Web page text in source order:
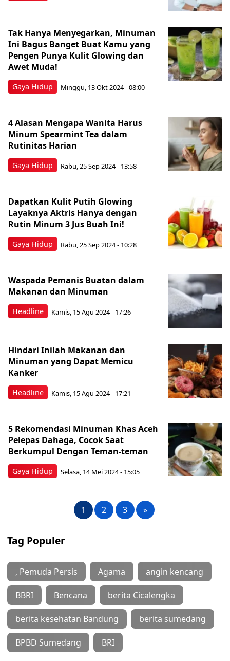
Gaya Hidup
Tak Hanya Menyegarkan, Minuman
Ini Bagus Banget Buat Kamu yang
Pengen Punya Kulit Glowing dan
Awet Muda!
Minggu, 13 Okt 2024 - 08:00
Gaya Hidup
4 Alasan Mengapa Wanita Harus
Minum Spearmint Tea dalam
Rutinitas Harian
Rabu, 25 Sep 2024 - 13:58
Gaya Hidup
Dapatkan Kulit Putih Glowing
Layaknya Aktris Hanya dengan
Rutin Minum 3 Jus Buah Ini!
Rabu, 25 Sep 2024 - 10:28
Headline
Waspada Pemanis Buatan dalam
Makanan dan Minuman
Kamis, 15 Agu 2024 - 17:26
Headline
Hindari Inilah Makanan dan
Minuman yang Dapat Memicu
Kanker
Kamis, 15 Agu 2024 - 17:21
Gaya Hidup
5 Rekomendasi Minuman Khas Aceh
Pelepas Dahaga, Cocok Saat
Berkumpul Dengan Teman-teman
Selasa, 14 Mei 2024 - 15:05
1 2 3 »
Tag Populer
, Pemuda Persis Agama angin kencang
BBRI Bencana berita Cicalengka
berita kesehatan Bandung berita sumedang
BPBD Sumedang BRI